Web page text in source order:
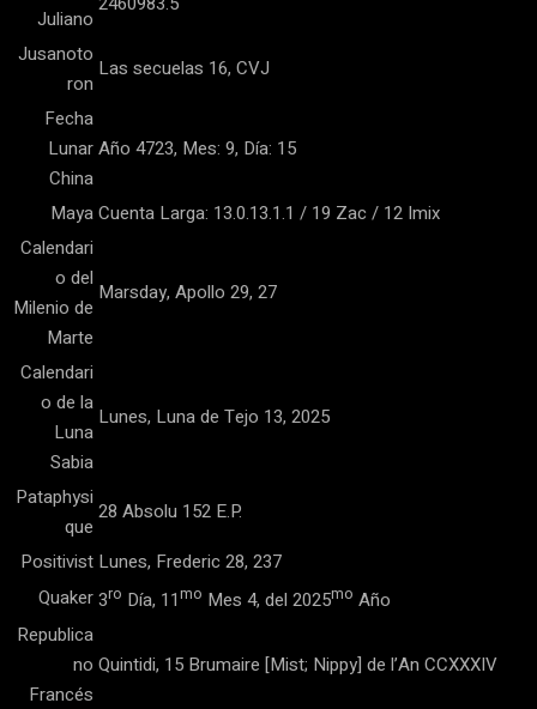
Juliano
Jusanoto
ron
Las secuelas 16, CVJ
Fecha
Lunar
China
Año 4723, Mes: 9, Día: 15
MayaCuenta Larga: 13.0.13.1.1 / 19 Zac / 12 Imix
Calendari
o del
Milenio de
Marte
Marsday, Apollo 29, 27
Calendari
o de la
Luna
Sabia
Lunes, Luna de Tejo 13, 2025
Pataphysi
que
28 Absolu 152 E.P.
Positivist Lunes, Frederic 28, 237
Quaker3ro Día, 11mo Mes 4, del 2025mo Año
Republica
no
Francés
Quintidi, 15 Brumaire [Mist; Nippy] de l’An CCXXXIV